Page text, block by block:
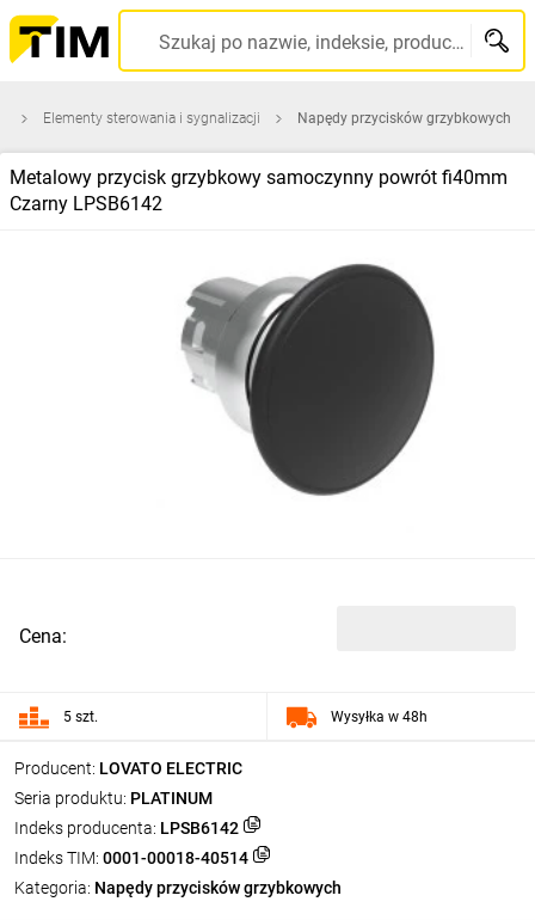
Szukaj po nazwie, indeksie, producencie, kodzie kreskowym...
Elementy sterowania i sygnalizacji Napędy przycisków grzybkowych
Metalowy przycisk grzybkowy samoczynny powrót fi40mm
Czarny LPSB6142
Producent: LOVATO ELECTRIC
Seria produktu: PLATINUM
Indeks producenta: LPSB6142
Indeks TIM: 0001-00018-40514
Kategoria: Napędy przycisków grzybkowych
Cena:
5 szt. Wysyłka w 48h